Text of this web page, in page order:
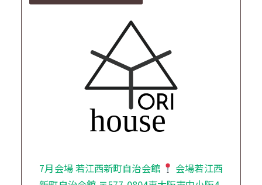
7月会場 若江西新町自治会館
会場若江西